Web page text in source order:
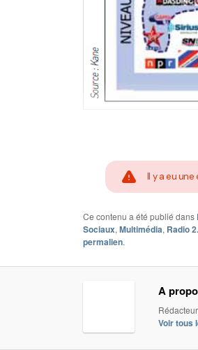
Il y a eu
Ce contenu a été publié dans
Sociaux, Multimédia, Radio
permalien.
A
Voir tous